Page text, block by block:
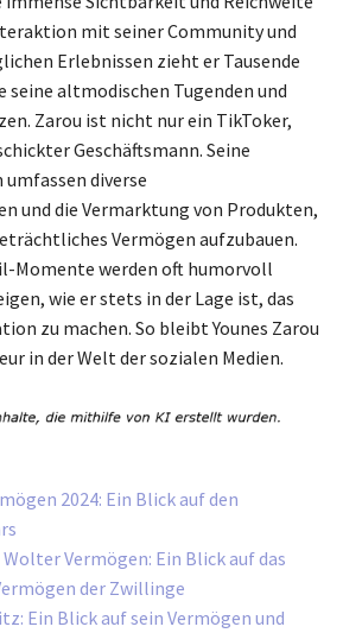
mit seiner Community und
Erlebnissen zieht er Tausende
seine altmodischen Tugenden und
Zarou ist nicht nur ein TikToker,
Geschäftsmann. Seine
diverse
und die Vermarktung von Produkten,
Vermögen aufzubauen.
Momente werden oft humorvoll
wie er stets in der Lage ist, das
zu machen. So bleibt Younes Zarou
in der Welt der sozialen Medien.
2024: Ein Blick auf den
Vermögen: Ein Blick auf das
der Zwillinge
Ein Blick auf sein Vermögen und